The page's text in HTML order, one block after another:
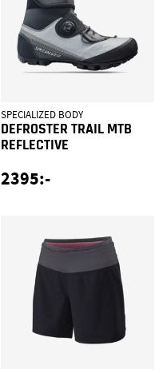
SPECIALIZED BODY
DEFROSTER TRAIL MTB
REFLECTIVE
2395:-